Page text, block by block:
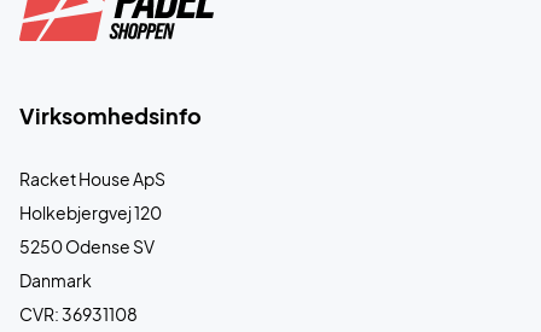
Virksomhedsinfo
Racket House ApS
Holkebjergvej 120
5250 Odense SV
Danmark
CVR: 36931108